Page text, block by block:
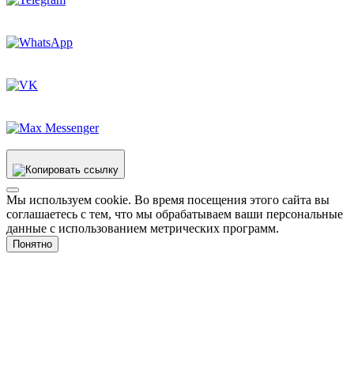
Мы используем cookie. Во время посещения этого сайта вы
соглашаетесь с тем, что мы обрабатываем ваши персональные
данные с использованием метрических программ.
Понятно